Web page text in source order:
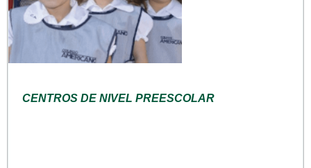
CENTROS DE NIVEL PREESCOLAR